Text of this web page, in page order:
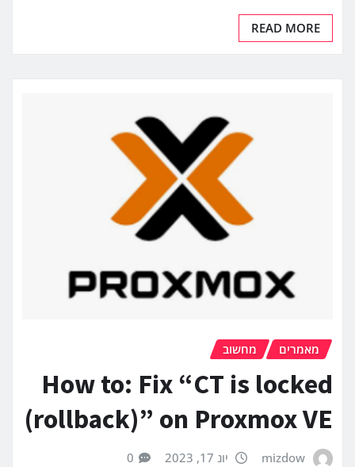
READ MORE
מאמרים מחשוב
How to: Fix “CT is locked
(rollback)” on Proxmox VE
mizdow יונ 17, 2023 0